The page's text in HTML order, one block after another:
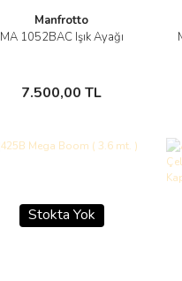
Manfrotto
MA 1052BAC Işık Ayağı
7.500,00 TL
Görüntüle
Sepete Ekle
Stokta Yok